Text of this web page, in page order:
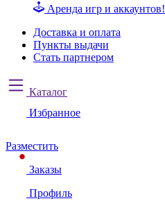
Аренда игр и аккаунтов!
Доставка и оплата
Пункты выдачи
Стать партнером
Каталог
Избранное
Разместить
Заказы
Профиль